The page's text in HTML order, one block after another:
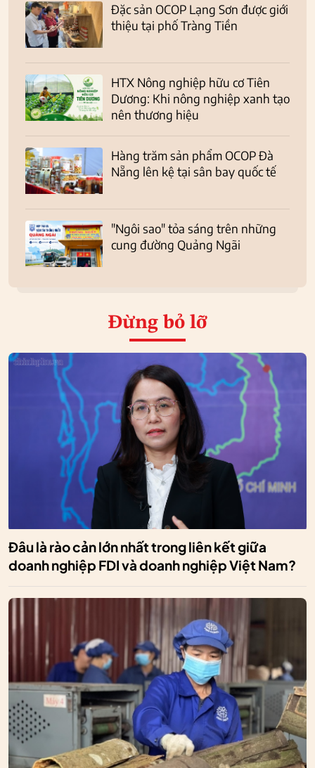
Đặc sản OCOP Lạng Sơn được giới
thiệu tại phố Tràng Tiền
HTX Nông nghiệp hữu cơ Tiên
Dương: Khi nông nghiệp xanh tạo
nên thương hiệu
Hàng trăm sản phẩm OCOP Đà
Nẵng lên kệ tại sân bay quốc tế
"Ngôi sao" tỏa sáng trên những
cung đường Quảng Ngãi
Đừng bỏ lỡ
Đâu là rào cản lớn nhất trong liên kết giữa
doanh nghiệp FDI và doanh nghiệp Việt Nam?